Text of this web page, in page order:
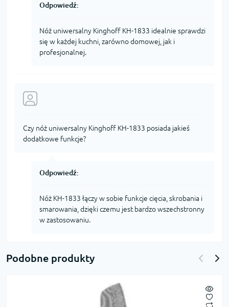
Odpowiedź:
Nóż uniwersalny Kinghoff KH-1833 idealnie sprawdzi
się w każdej kuchni, zarówno domowej, jak i
profesjonalnej.
Czy nóż uniwersalny Kinghoff KH-1833 posiada jakieś
dodatkowe funkcje?
Odpowiedź:
Nóż KH-1833 łączy w sobie funkcje cięcia, skrobania i
smarowania, dzięki czemu jest bardzo wszechstronny
w zastosowaniu.
Podobne produkty